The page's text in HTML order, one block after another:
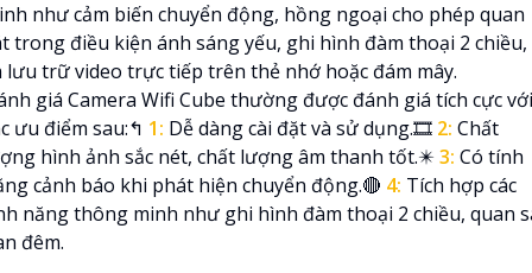
như cảm biến chuyển động, hồng ngoại cho phép quan
trong điều kiện ánh sáng yếu, ghi hình đàm thoại 2 chiều,
lưu trữ video trực tiếp trên thẻ nhớ hoặc đám mây.
giá Camera Wifi Cube thường được đánh giá tích cực với
ưu điểm sau:️↰ 1: Dễ dàng cài đặt và sử dụng.🎞 2: Chất
hình ảnh sắc nét, chất lượng âm thanh tốt.✴️ 3: Có tính
cảnh báo khi phát hiện chuyển động.🔴 4: Tích hợp các
năng thông minh như ghi hình đàm thoại 2 chiều, quan
đêm.